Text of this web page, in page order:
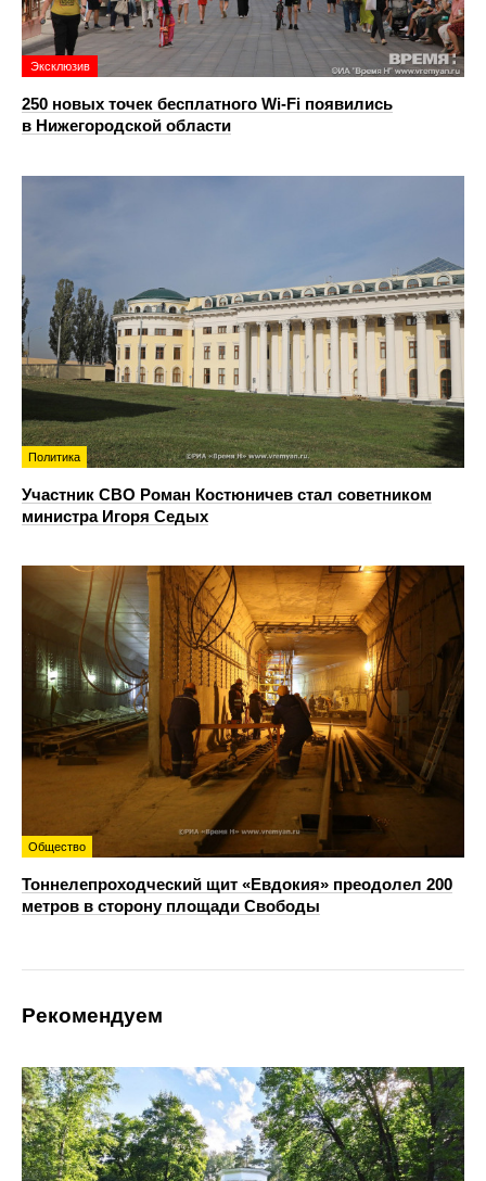
Эксклюзив
250 новых точек бесплатного Wi-Fi появились
в Нижегородской области
Политика
Участник СВО Роман Костюничев стал советником
министра Игоря Седых
Общество
Тоннелепроходческий щит «Евдокия» преодолел 200
метров в сторону площади Свободы
Рекомендуем